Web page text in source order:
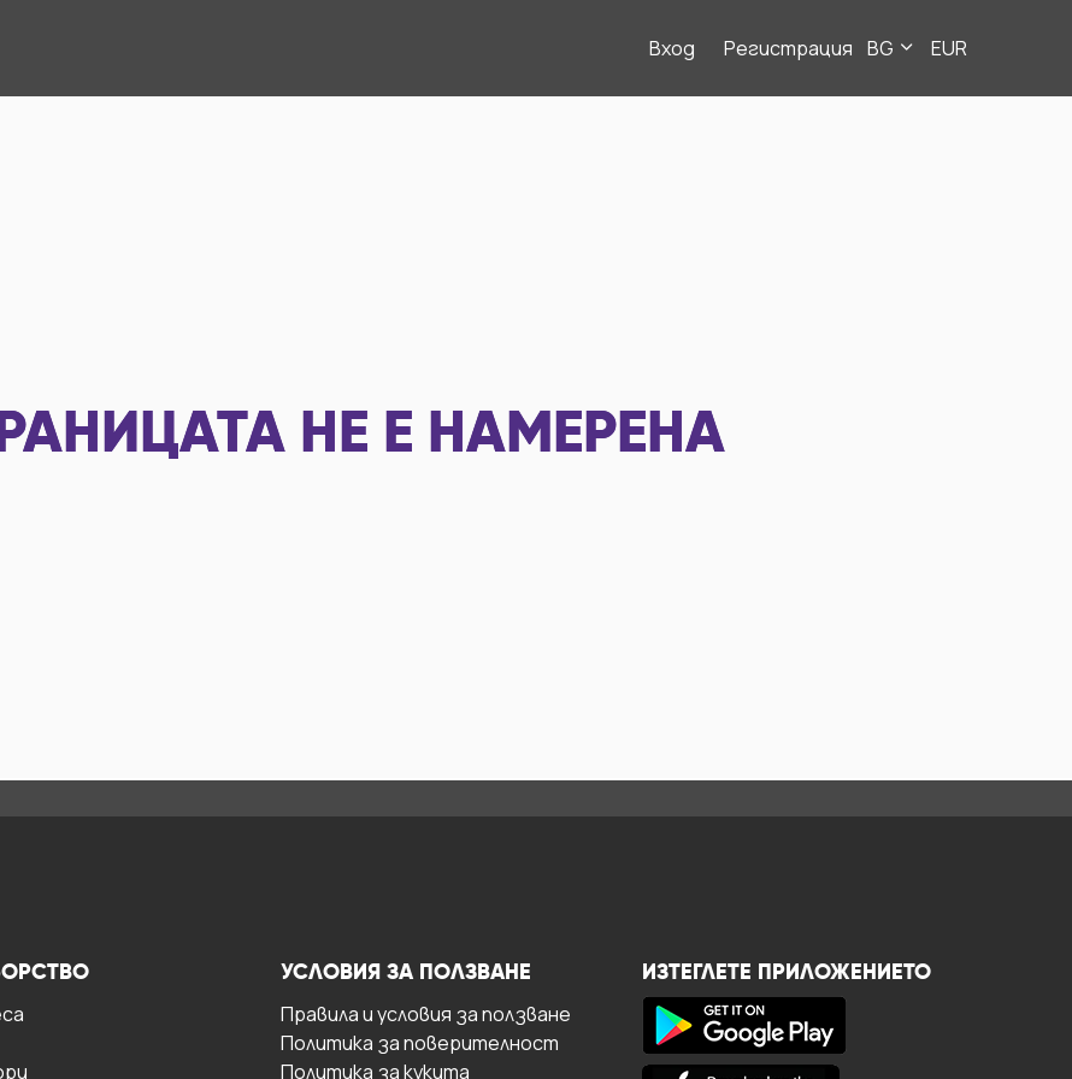
Вход Регистрация BG EUR
НЕ Е НАМЕРЕНА
УСЛОВИЯ ЗА ПОЛЗВАНЕ
Правила и условия за ползване
Политика за поверителност
Политика за кукита
ИЗТЕГЛЕТЕ ПРИЛОЖЕНИЕТО